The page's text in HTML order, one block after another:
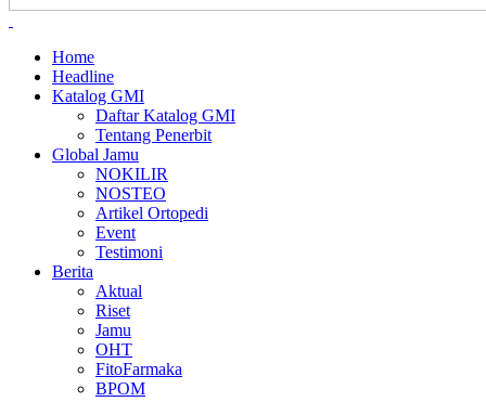
Home
Headline
Katalog GMI
Daftar Katalog GMI
Tentang Penerbit
Global Jamu
NOKILIR
NOSTEO
Artikel Ortopedi
Event
Testimoni
Berita
Aktual
Riset
Jamu
OHT
FitoFarmaka
BPOM